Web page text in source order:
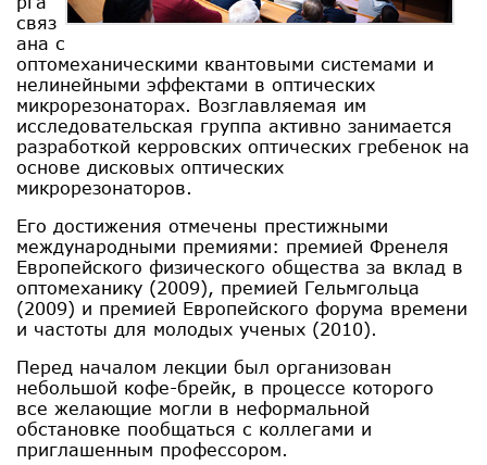
связ
ана с
оптомеханическими квантовыми системами и
нелинейными эффектами в оптических
микрорезонаторах. Возглавляемая им
исследовательская группа активно занимается
разработкой керровских оптических гребенок на
основе дисковых оптических
микрорезонаторов.
Его достижения отмечены престижными
международными премиями: премией Френеля
Европейского физического общества за вклад в
оптомеханику (2009), премией Гельмгольца
(2009) и премией Европейского форума времени
и частоты для молодых ученых (2010).
Перед началом лекции был организован
небольшой кофе-брейк, в процессе которого
все желающие могли в неформальной
обстановке пообщаться с коллегами и
приглашенным профессором.